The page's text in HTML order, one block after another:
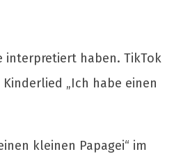
interpretiert haben. TikTok
„Ich habe einen
kleinen Papagei“ im